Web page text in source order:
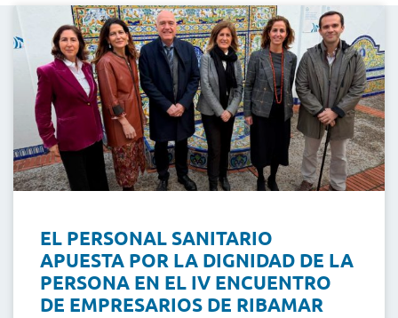
EL PERSONAL SANITARIO
APUESTA POR LA DIGNIDAD DE LA
PERSONA EN EL IV ENCUENTRO
DE EMPRESARIOS DE RIBAMAR